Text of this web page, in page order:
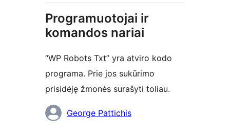
Programuotojai ir
komandos nariai
“WP Robots Txt” yra atviro kodo
programa. Prie jos sukūrimo
prisidėję žmonės surašyti toliau.
AutoriaiGeorge Pattichis